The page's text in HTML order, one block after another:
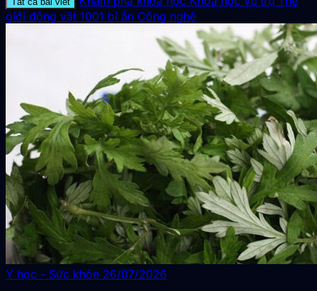
giới động vật 1001 bí ẩn Công nghệ
Y học - Sức khỏe 26/07/2026